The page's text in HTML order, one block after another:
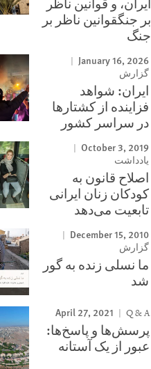
بر جنگقوانین ناظر بر
جنگ
January 16, 2026
گزارش
ایران: شواهد
فزاینده از کشتارها
در سراسر کشور
October 3, 2019
یادداشت
اصلاح قانون به
کودکان زنان ایرانی
تابعیت می‌دهد
December 15, 2010
گزارش
ما نسلی زنده به گور
شد
April 27, 2021 Q & A
پرسش‌ها و پاسخ‌ها:
عبور از یک آستانه